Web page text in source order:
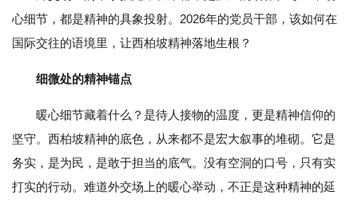
心细节，都是精神的具象投射。2026年的党员干部，该如何在
国际交往的语境里，让西柏坡精神落地生根？
细微处的精神锚点
暖心细节藏着什么？是待人接物的温度，更是精神信仰的
坚守。西柏坡精神的底色，从来都不是宏大叙事的堆砌。它是
务实，是为民，是敢于担当的底气。没有空洞的口号，只有实
打实的行动。难道外交场上的暖心举动，不正是这种精神的延